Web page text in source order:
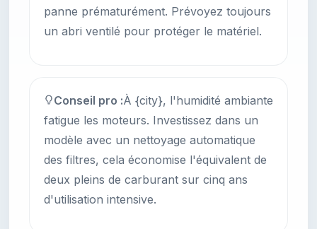
panne prématurément. Prévoyez toujours
un abri ventilé pour protéger le matériel.
Conseil pro :À {city}, l'humidité ambiante
fatigue les moteurs. Investissez dans un
modèle avec un nettoyage automatique
des filtres, cela économise l'équivalent de
deux pleins de carburant sur cinq ans
d'utilisation intensive.